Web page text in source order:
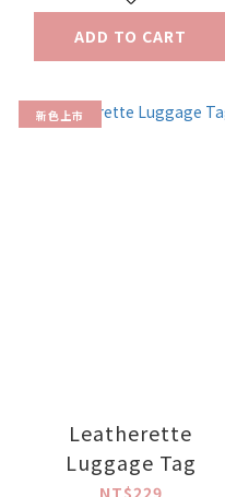
ADD TO CART
新色上市
Leatherette
Luggage Tag
NT$229